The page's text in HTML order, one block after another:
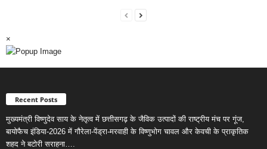
×
Recent Posts
मुख्यमंत्री विष्णुदेव साय के नेतृत्व में छत्तीसगढ़ के जैविक उत्पादों की राष्ट्रीय मंच पर गूंज,
बायोफैच इंडिया-2026 में गौरेला-पेंड्रा-मरवाही के विष्णुभोग चावल और केवची के प्राकृतिक
शहद ने बटोरी सराहना….